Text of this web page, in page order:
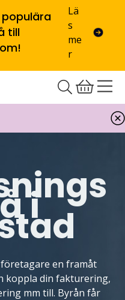
till
Lä
s
me
r
i
en framåt
koppla din fakturering,
mm till. Byrån får